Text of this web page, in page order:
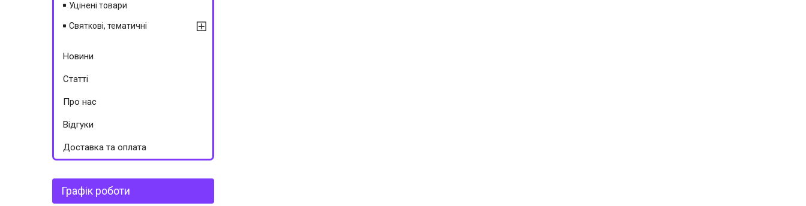
Уцінені товари
Святкові, тематичні
Новини
Статті
Про нас
Відгуки
Доставка та оплата
Графік роботи